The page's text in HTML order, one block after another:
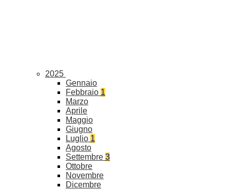
2025
Gennaio
Febbraio 1
Marzo
Aprile
Maggio
Giugno
Luglio 1
Agosto
Settembre 3
Ottobre
Novembre
Dicembre